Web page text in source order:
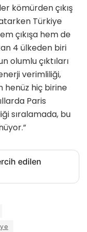
kömürden çıkış
Türkiye
çıkışa hem de
4 ülkeden biri
olumlu çıktıları
verimliliği,
henüz hiç birine
Paris
sıralamada, bu
edilen